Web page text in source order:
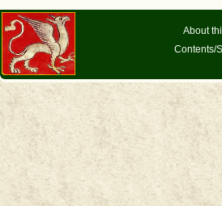
About
Contents/